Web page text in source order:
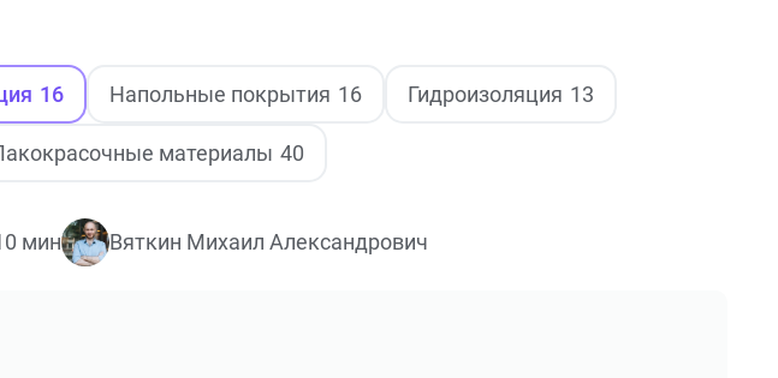
16 Напольные покрытия 16 Гидроизоляция 13
материалы 40
мин Вяткин Михаил Александрович